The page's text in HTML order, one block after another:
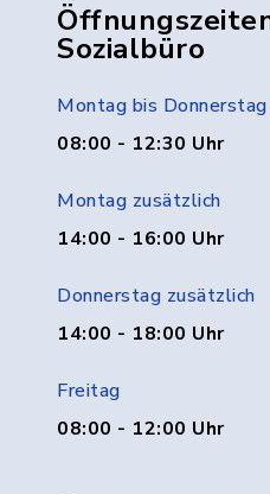
Sozialbüro
Montag bis Donnerstag
08:00 - 12:30 Uhr
Montag zusätzlich
14:00 - 16:00 Uhr
Donnerstag zusätzlich
14:00 - 18:00 Uhr
Freitag
08:00 - 12:00 Uhr